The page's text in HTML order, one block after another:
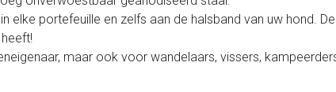
elke portefeuille en zelfs aan de halsband van uw hond.
maar ook voor wandelaars, vissers,